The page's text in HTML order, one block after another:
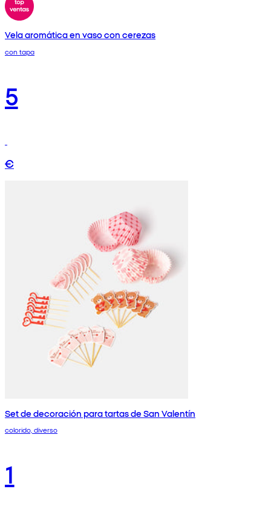
Vela aromática en vaso con cerezas
con tapa
5
€
Set de decoración para tartas de San Valentín
colorido, diverso
1